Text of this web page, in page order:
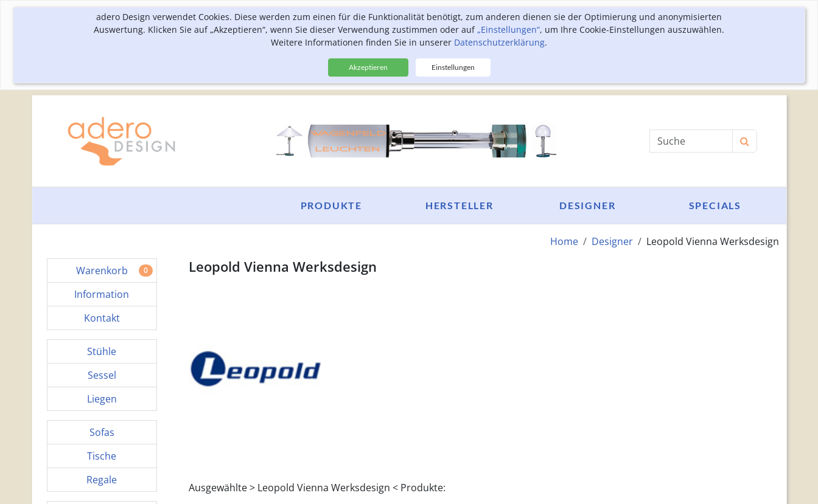
adero Design verwendet Cookies. Diese werden zum einen für die Funktionalität benötigt, zum anderen dienen sie der Optimierung und anonymisierten
Auswertung. Klicken Sie auf „Akzeptieren“, wenn Sie dieser Verwendung zustimmen oder auf„Einstellungen“, um Ihre Cookie-Einstellungen auszuwählen.
Weitere Informationen finden Sie in unserer Datenschutzerklärung.
Akzeptieren Einstellungen
Produktsuche
SPECIALS
DESIGNER
HERSTELLER
PRODUKTE
Home Designer Leopold Vienna Werksdesign
Warenkorb 0
Information
Kontakt
Stühle
Sessel
Liegen
Sofas
Tische
Regale
Leopold Vienna Werksdesign
Ausgewählte > Leopold Vienna Werksdesign < Produkte: